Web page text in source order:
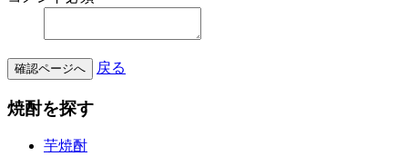
確認ページへ 戻る
焼酎を探す
芋焼酎